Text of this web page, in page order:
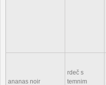
ananas noir
rdeč s
temnim